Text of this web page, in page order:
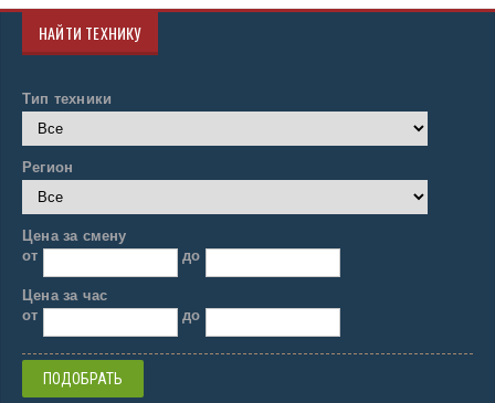
НАЙТИ ТЕХНИКУ
Тип техники
Регион
Цена за смену
от
до
Цена за час
от
до